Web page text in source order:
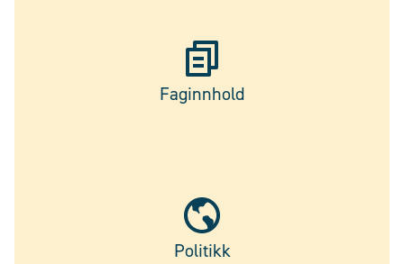
Faginnhold
Politikk